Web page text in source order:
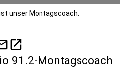
unser Montagscoach.
open_in_new
91.2-Montagscoach